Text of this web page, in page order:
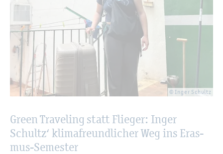
© Inger Schultz
Green Tra­ve­ling statt Flie­ger: Inger
Schultz‘ kli­ma­freund­li­cher Weg ins Eras­
mus-Se­mes­ter